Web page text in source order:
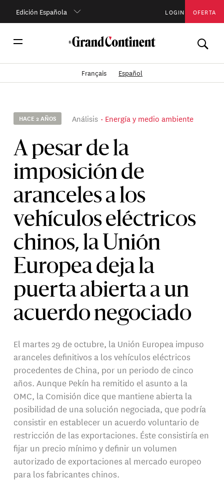
Edición Española LOGIN OFERTA
Français Español
HACE 2 AÑOS Análisis Energía y medio ambiente
A pesar de la
imposición de
aranceles a los
vehículos eléctricos
chinos, la Unión
Europea deja la
puerta abierta a un
acuerdo negociado
El martes 29 de octubre, la Unión Europea impuso
aranceles definitivos a los vehículos eléctricos
procedentes de China, por un periodo de cinco
años. Aunque Pekín ha remitido el asunto a la
OMC, la Comisión dice que mantiene abierta la
posibilidad de una solución negociada, que podría
consistir en establecer un acuerdo voluntario de
restricción de las exportaciones. Éste consistiría en
fijar un precio mínimo y definir un volumen
autorizado de exportaciones al mercado europeo
para los fabricantes chinos.